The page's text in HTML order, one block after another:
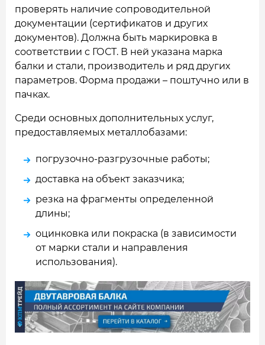
проверять наличие сопроводительной
документации (сертификатов и других
документов). Должна быть маркировка в
соответствии с ГОСТ. В ней указана марка
балки и стали, производитель и ряд других
параметров. Форма продажи – поштучно или в
пачках.
Среди основных дополнительных услуг,
предоставляемых металлобазами:
погрузочно-разгрузочные работы;
доставка на объект заказчика;
резка на фрагменты определенной
длины;
оцинковка или покраска (в зависимости
от марки стали и направления
использования).